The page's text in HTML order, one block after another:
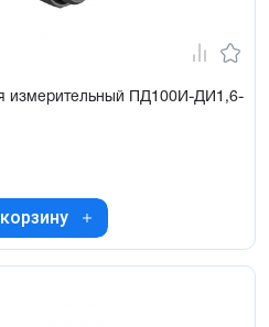
измерительный ПД100И-ДИ1,6-